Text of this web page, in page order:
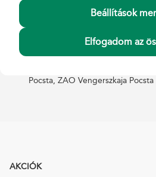
Aktionarskreis, Ungarische Post
Postes Hongroises Société
Pocsta, ZAO Vengerszkaja Pocsta
Beállítások
Elfogadom az
AKCIÓK